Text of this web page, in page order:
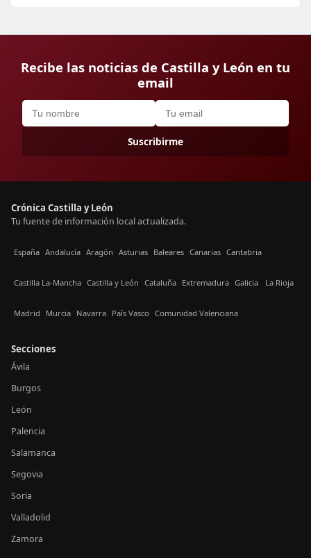
Recibe las noticias de Castilla y León en tu
email
Suscribirme
Crónica Castilla y León
Tu fuente de información local actualizada.
España Andalucía Aragón Asturias Baleares Canarias Cantabria
Castilla La-Mancha Castilla y León Cataluña Extremadura Galicia La Rioja
Madrid Murcia Navarra País Vasco Comunidad Valenciana
Secciones
Ávila
Burgos
León
Palencia
Salamanca
Segovia
Soria
Valladolid
Zamora